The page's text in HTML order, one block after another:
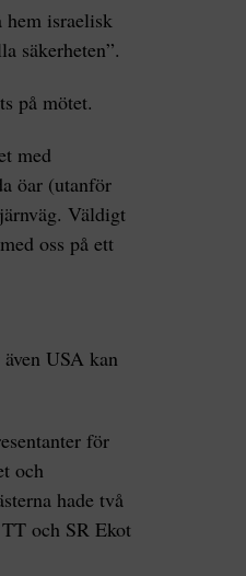
hem israelisk
säkerheten”.
på mötet.
med
öar (utanför
Väldigt
oss på ett
USA kan
för
och
hade två
och SR Ekot